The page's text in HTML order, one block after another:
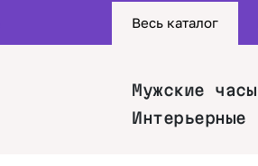
Весь каталог
Мужские часы
Интерьерные